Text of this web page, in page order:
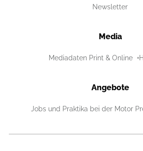
Newsletter
Media
Mediadaten Print & Online
Angebote
Jobs und Praktika bei der Motor